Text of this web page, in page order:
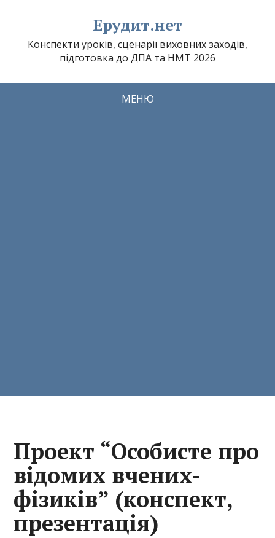
Ерудит.нет
Конспекти уроків, сценарії виховних заходів,
підготовка до ДПА та НМТ 2026
МЕНЮ
Проект “Особисте про
відомих вчених-
фізиків” (конспект,
презентація)